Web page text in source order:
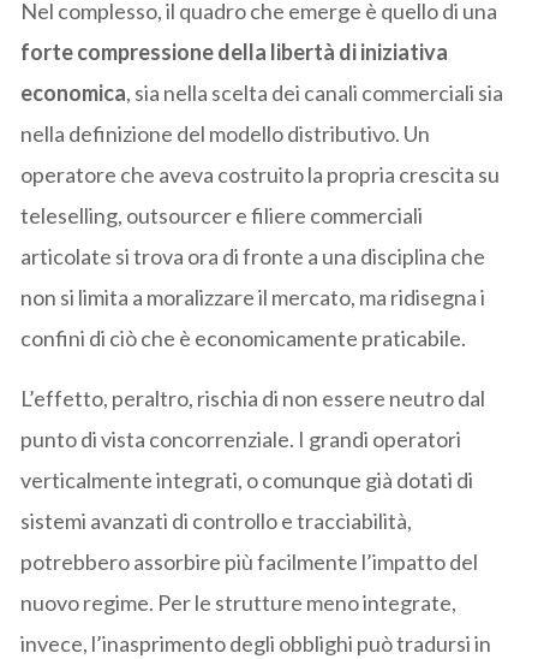
Nel complesso, il quadro che emerge è quello di una
forte compressione della libertà di iniziativa
economica, sia nella scelta dei canali commerciali sia
nella definizione del modello distributivo. Un
operatore che aveva costruito la propria crescita su
teleselling, outsourcer e filiere commerciali
articolate si trova ora di fronte a una disciplina che
non si limita a moralizzare il mercato, ma ridisegna i
confini di ciò che è economicamente praticabile.
L’effetto, peraltro, rischia di non essere neutro dal
punto di vista concorrenziale. I grandi operatori
verticalmente integrati, o comunque già dotati di
sistemi avanzati di controllo e tracciabilità,
potrebbero assorbire più facilmente l’impatto del
nuovo regime. Per le strutture meno integrate,
invece, l’inasprimento degli obblighi può tradursi in